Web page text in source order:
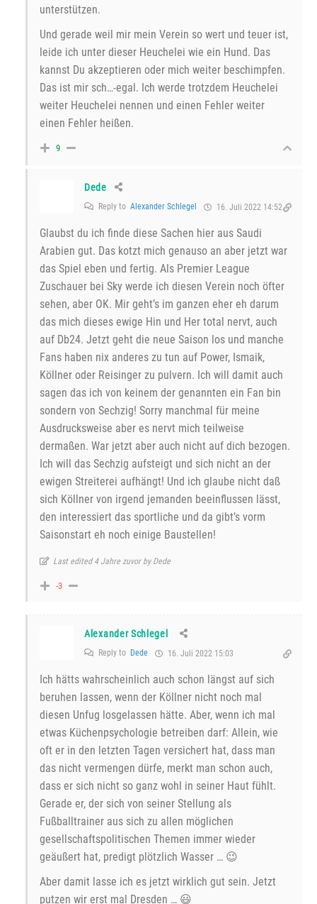
unterstützen.
Und gerade weil mir mein Verein so wert und teuer ist,
leide ich unter dieser Heuchelei wie ein Hund. Das
kannst Du akzeptieren oder mich weiter beschimpfen.
Das ist mir sch…-egal. Ich werde trotzdem Heuchelei
weiter Heuchelei nennen und einen Fehler weiter
einen Fehler heißen.
9
Dede
Reply to Alexander Schlegel 16. Juli 2022 14:52
Glaubst du ich finde diese Sachen hier aus Saudi
Arabien gut. Das kotzt mich genauso an aber jetzt war
das Spiel eben und fertig. Als Premier League
Zuschauer bei Sky werde ich diesen Verein noch öfter
sehen, aber OK. Mir geht’s im ganzen eher eh darum
das mich dieses ewige Hin und Her total nervt, auch
auf Db24. Jetzt geht die neue Saison los und manche
Fans haben nix anderes zu tun auf Power, Ismaik,
Köllner oder Reisinger zu pulvern. Ich will damit auch
sagen das ich von keinem der genannten ein Fan bin
sondern von Sechzig! Sorry manchmal für meine
Ausdrucksweise aber es nervt mich teilweise
dermaßen. War jetzt aber auch nicht auf dich bezogen.
Ich will das Sechzig aufsteigt und sich nicht an der
ewigen Streiterei aufhängt! Und ich glaube nicht daß
sich Köllner von irgend jemanden beeinflussen lässt,
den interessiert das sportliche und da gibt’s vorm
Saisonstart eh noch einige Baustellen!
Last edited 4 Jahre zuvor by Dede
-3
Alexander Schlegel
Reply to Dede 16. Juli 2022 15:03
Ich hätts wahrscheinlich auch schon längst auf sich
beruhen lassen, wenn der Köllner nicht noch mal
diesen Unfug losgelassen hätte. Aber, wenn ich mal
etwas Küchenpsychologie betreiben darf: Allein, wie
oft er in den letzten Tagen versichert hat, dass man
das nicht vermengen dürfe, merkt man schon auch,
dass er sich nicht so ganz wohl in seiner Haut fühlt.
Gerade er, der sich von seiner Stellung als
Fußballtrainer aus sich zu allen möglichen
gesellschaftspolitischen Themen immer wieder
geäußert hat, predigt plötzlich Wasser … 😉
Aber damit lasse ich es jetzt wirklich gut sein. Jetzt
putzen wir erst mal Dresden … 😃